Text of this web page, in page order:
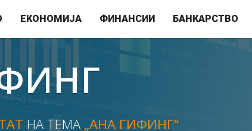
ЕКОНОМИЈА ФИНАНСИИ БАНКАРСТВО
НА ТЕМА „АНА ГИФИНГ“